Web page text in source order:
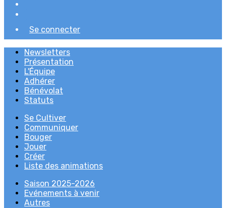
Se connecter
Newsletters
Présentation
L'Équipe
Adhérer
Bénévolat
Statuts
Se Cultiver
Communiquer
Bouger
Jouer
Créer
Liste des animations
Saison 2025-2026
Evénements à venir
Autres